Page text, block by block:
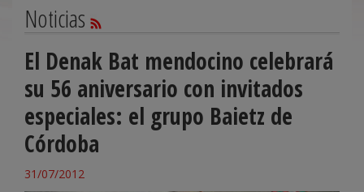
Noticias
El Denak Bat mendocino celebrará
su 56 aniversario con invitados
especiales: el grupo Baietz de
Córdoba
31/07/2012